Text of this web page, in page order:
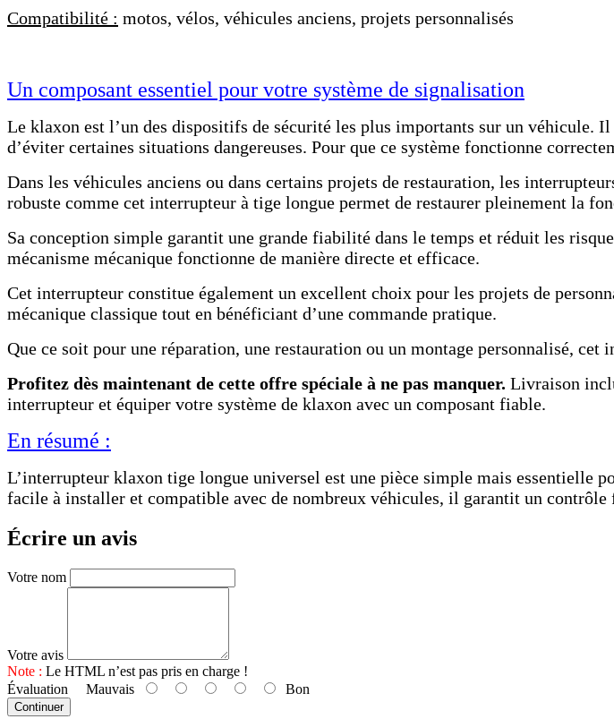
Compatibilité : motos, vélos, véhicules anciens, projets personnalisés
Un composant essentiel pour votre système de signalisation
Le klaxon est l’un des dispositifs de sécurité les plus importants sur un véhicule.
d’éviter certaines situations dangereuses. Pour que ce système fonctionne
Dans les véhicules anciens ou dans certains projets de restauration, les
robuste comme cet interrupteur à tige longue permet de restaurer pleinement la
Sa conception simple garantit une grande fiabilité dans le temps et réduit les
mécanisme mécanique fonctionne de manière directe et efficace.
Cet interrupteur constitue également un excellent choix pour les projets de
mécanique classique tout en bénéficiant d’une commande pratique.
Que ce soit pour une réparation, une restauration ou un montage personnalisé,
Profitez dès maintenant de cette offre spéciale à ne pas manquer. Livraison
interrupteur et équiper votre système de klaxon avec un composant fiable.
En résumé :
L’interrupteur klaxon tige longue universel est une pièce simple mais essentielle
facile à installer et compatible avec de nombreux véhicules, il garantit un
Écrire un avis
Votre nom
Votre avis
Note : Le HTML n’est pas pris en charge !
Évaluation Mauvais Bon
Continuer